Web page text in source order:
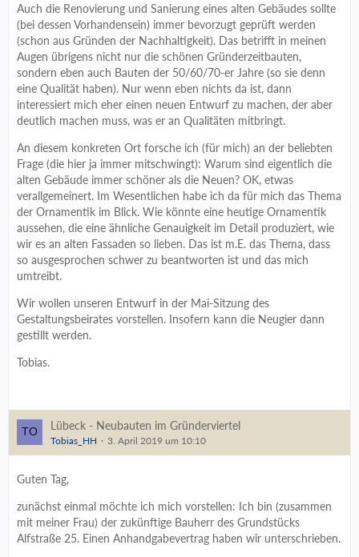
Auch die Renovierung und Sanierung eines alten Gebäudes sollte
(bei dessen Vorhandensein) immer bevorzugt geprüft werden
(schon aus Gründen der Nachhaltigkeit). Das betrifft in meinen
Augen übrigens nicht nur die schönen Gründerzeitbauten,
sondern eben auch Bauten der 50/60/70-er Jahre (so sie denn
eine Qualität haben). Nur wenn eben nichts da ist, dann
interessiert mich eher einen neuen Entwurf zu machen, der aber
deutlich machen muss, was er an Qualitäten mitbringt.
An diesem konkreten Ort forsche ich (für mich) an der beliebten
Frage (die hier ja immer mitschwingt): Warum sind eigentlich die
alten Gebäude immer schöner als die Neuen? OK, etwas
verallgemeinert. Im Wesentlichen habe ich da für mich das Thema
der Ornamentik im Blick. Wie könnte eine heutige Ornamentik
aussehen, die eine ähnliche Genauigkeit im Detail produziert, wie
wir es an alten Fassaden so lieben. Das ist m.E. das Thema, dass
so ausgesprochen schwer zu beantworten ist und das mich
umtreibt.
Wir wollen unseren Entwurf in der Mai-Sitzung des
Gestaltungsbeirates vorstellen. Insofern kann die Neugier dann
gestillt werden.
Tobias.
Lübeck - Neubauten im Gründerviertel
Tobias_HH 3. April 2019 um 10:10
Guten Tag,
zunächst einmal möchte ich mich vorstellen: Ich bin (zusammen
mit meiner Frau) der zukünftige Bauherr des Grundstücks
Alfstraße 25. Einen Anhandgabevertrag haben wir unterschrieben.